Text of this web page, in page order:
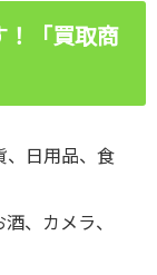
！「買取商
、日用品、食
、カメラ、